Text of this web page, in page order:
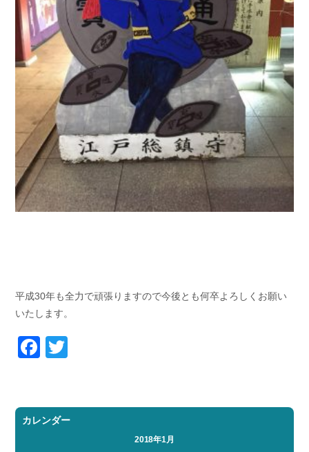
平成30年も全力で頑張りますので今後とも何卒よろしくお願い
いたします。
Facebook
カレンダー
2018年1月